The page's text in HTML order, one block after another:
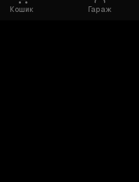
Кошик Гараж